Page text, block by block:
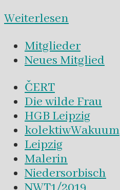
Weiterlesen
Mitglieder
Neues Mitglied
ČERT
Die wilde Frau
HGB Leipzig
kolektiwWakuum
Leipzig
Malerin
Niedersorbisch